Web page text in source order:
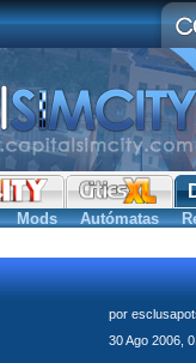
Mods Autómatas
por
30 Ago 2006,